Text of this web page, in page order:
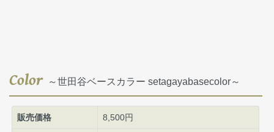
Color～世田谷ベースカラー setagayabasecolor～
販売価格 8,500円